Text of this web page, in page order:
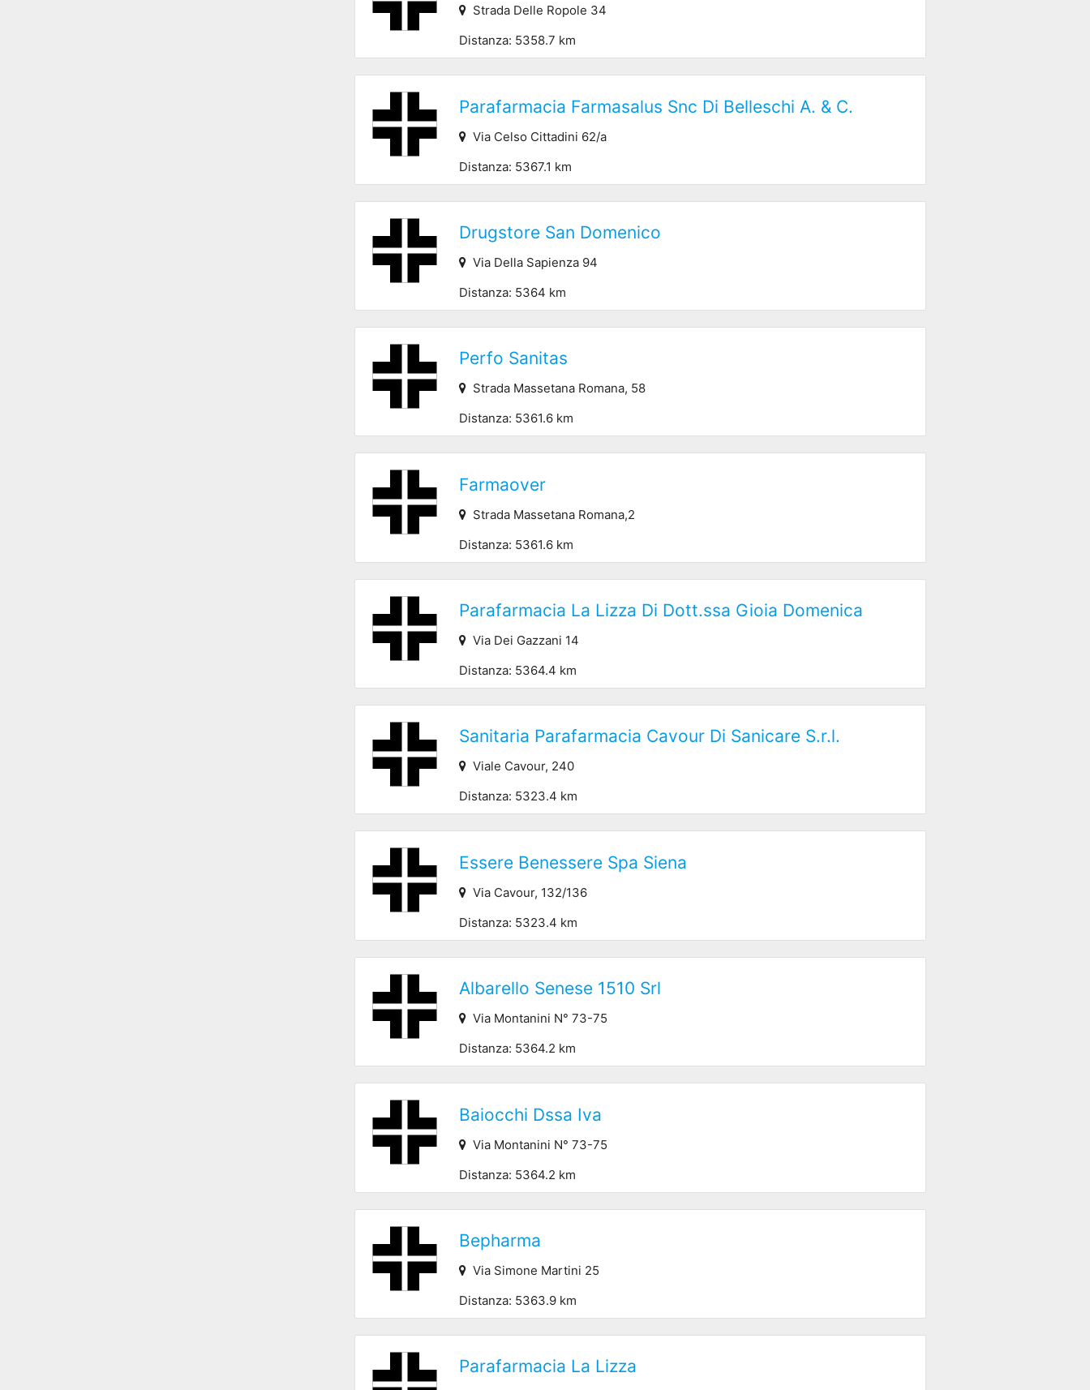
Strada Delle Ropole 34
Distanza: 5358.7 km
Parafarmacia Farmasalus Snc Di Belleschi A. & C.
Via Celso Cittadini 62/a
Distanza: 5367.1 km
Drugstore San Domenico
Via Della Sapienza 94
Distanza: 5364 km
Perfo Sanitas
Strada Massetana Romana, 58
Distanza: 5361.6 km
Farmaover
Strada Massetana Romana,2
Distanza: 5361.6 km
Parafarmacia La Lizza Di Dott.ssa Gioia Domenica
Via Dei Gazzani 14
Distanza: 5364.4 km
Sanitaria Parafarmacia Cavour Di Sanicare S.r.l.
Viale Cavour, 240
Distanza: 5323.4 km
Essere Benessere Spa Siena
Via Cavour, 132/136
Distanza: 5323.4 km
Albarello Senese 1510 Srl
Via Montanini N° 73-75
Distanza: 5364.2 km
Baiocchi Dssa Iva
Via Montanini N° 73-75
Distanza: 5364.2 km
Bepharma
Via Simone Martini 25
Distanza: 5363.9 km
Parafarmacia La Lizza